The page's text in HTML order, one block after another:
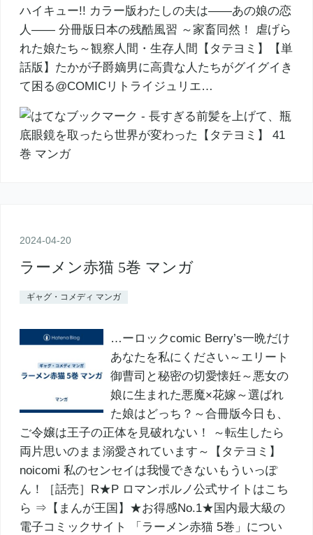
ハイキュー!! カラー版わたしの夫は――あの娘の恋
人―― 分冊版日本の残酷風習 ～家畜同然！ 虐げら
れた娘たち～観察人間・生存人間【タテヨミ】【単
話版】たかが子爵嫡男に高貴な人たちがグイグイき
て困る@COMICリトライジュリエ…
2024-04-20
ラーメン赤猫 5巻 マンガ
ギャグ・コメディ マンガ
…ーロックcomic Berry’s一晩だけ
あなたを私にください～エリート
御曹司と秘密の切愛懐妊～悪女の
娘に生まれた悪魔×花嫁～選ばれ
た娘はどっち？～合冊版今日も、
ご令嬢は王子の正体を見破れない！ ～転生したら
両片思いのまま溺愛されています～【タテヨミ】
noicomi 私のセンセイは我慢できないもういっぽ
ん！［話売］R★P ロマンポルノ公式サイトはこち
ら ⇒【まんが王国】★お得感No.1★国内最大級の
電子コミックサイト 「ラーメン赤猫 5巻」につい